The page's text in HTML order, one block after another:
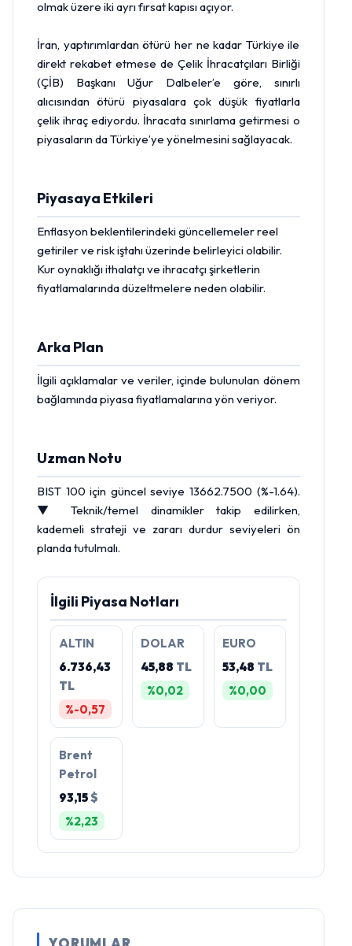
olmak üzere iki ayrı fırsat kapısı açıyor.
İran, yaptırım­lardan ötürü her ne kadar Tür­kiye ile
direkt rekabet etmese de Çelik İhracatçıları Birliği
(ÇİB) Başkanı Uğur Dalbeler’e göre, sınırlı
alıcısından ötürü piyasalara çok düşük fiyatlarla
çelik ihraç ediyordu. İhracata sınırlama getirmesi o
piyasa­ların da Türkiye’ye yönelme­sini sağlayacak.
Piyasaya Etkileri
Enflasyon beklentilerindeki güncellemeler reel
getiriler ve risk iştahı üzerinde belirleyici olabilir.
Kur oynaklığı ithalatçı ve ihracatçı şirketlerin
fiyatlamalarında düzeltmelere neden olabilir.
Arka Plan
İlgili açıklamalar ve veriler, içinde bulunulan dönem
bağlamında piyasa fiyatlamalarına yön veriyor.
Uzman Notu
BIST 100 için güncel seviye 13662.7500 (%-1.64).
▼ Teknik/temel dinamikler takip edilirken,
kademeli strateji ve zararı durdur seviyeleri ön
planda tutulmalı.
İlgili Piyasa Notları
ALTIN
6.736,43
TL
%-0,57
DOLAR
45,88 TL
%0,02
EURO
53,48 TL
%0,00
Brent
Petrol
93,15$
%2,23